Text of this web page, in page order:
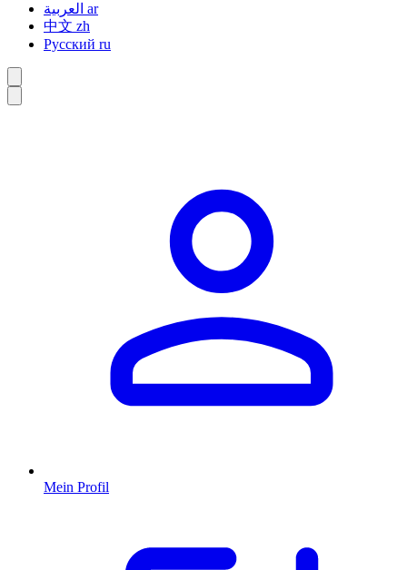
ar
中文 zh
Русский ru
Mein Profil